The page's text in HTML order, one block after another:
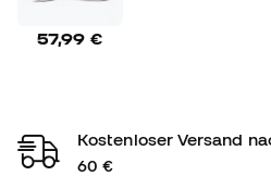
57,99 €
Kostenloser Versand
60 €